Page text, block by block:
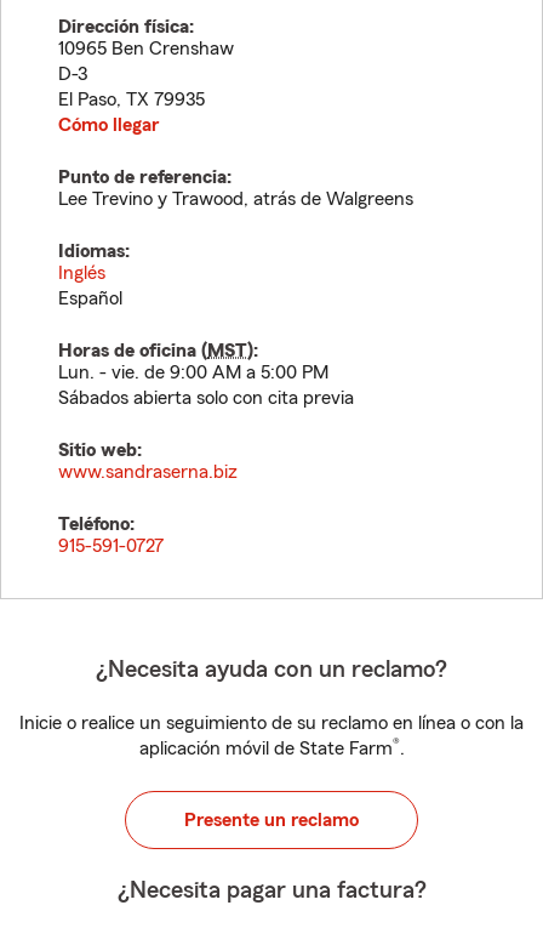
Dirección física:
10965 Ben Crenshaw
D-3
El Paso, TX 79935
Cómo llegar
Punto de referencia:
Lee Trevino y Trawood, atrás de Walgreens
Idiomas:
Inglés
Español
Horas de oficina (MST):
Lun. - vie. de 9:00 AM a 5:00 PM
Sábados abierta solo con cita previa
Sitio web:
www.sandraserna.biz
Teléfono:
915-591-0727
¿Necesita ayuda con un reclamo?
Inicie o realice un seguimiento de su reclamo en línea o con la
aplicación móvil de State Farm®.
Presente un reclamo
¿Necesita pagar una factura?